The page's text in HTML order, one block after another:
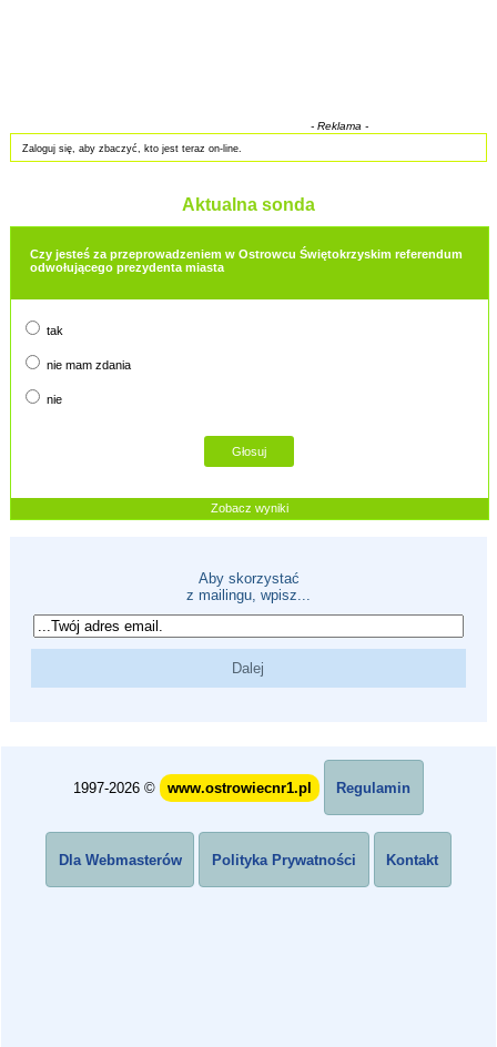
- Reklama -
Zaloguj się, aby zbaczyć, kto jest teraz on-line.
Aktualna sonda
Czy jesteś za przeprowadzeniem w Ostrowcu Świętokrzyskim referendum
odwołującego prezydenta miasta
tak
nie mam zdania
nie
Zobacz wyniki
Aby skorzystać
z mailingu, wpisz...
1997-2026 © www.ostrowiecnr1.pl Regulamin
Dla Webmasterów Polityka Prywatności Kontakt